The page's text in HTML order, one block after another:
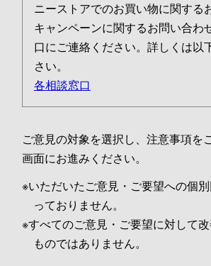
ニーストアでのお買い物に関する
キャンペーンに関するお問い合わ
口にご連絡ください。詳しくは以
さい。
各相談窓口
ご意見の対象を選択し、注意事項を
画面にお進みください。
※いただいたご意見・ご要望への個
っておりません。
※すべてのご意見・ご要望に対して
ものではありません。